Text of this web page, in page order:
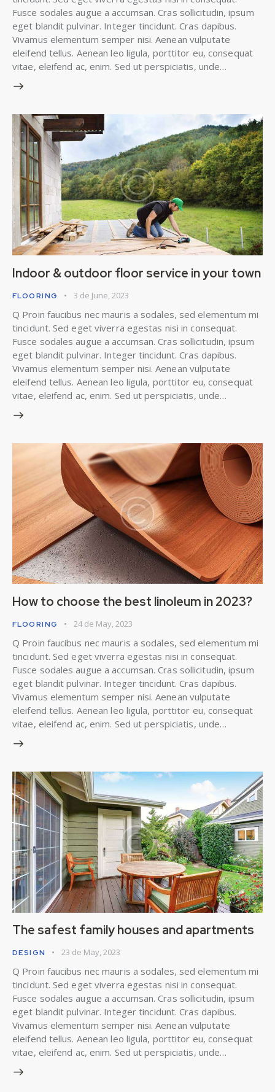
Fusce sodales augue a accumsan. Cras sollicitudin, ipsum
eget blandit pulvinar. Integer tincidunt. Cras dapibus.
Vivamus elementum semper nisi. Aenean vulputate
eleifend tellus. Aenean leo ligula, porttitor eu, consequat
vitae, eleifend ac, enim. Sed ut perspiciatis, unde…
Indoor & outdoor floor service in your town
FLOORING 3 de June, 2023
Q Proin faucibus nec mauris a sodales, sed elementum mi
tincidunt. Sed eget viverra egestas nisi in consequat.
Fusce sodales augue a accumsan. Cras sollicitudin, ipsum
eget blandit pulvinar. Integer tincidunt. Cras dapibus.
Vivamus elementum semper nisi. Aenean vulputate
eleifend tellus. Aenean leo ligula, porttitor eu, consequat
vitae, eleifend ac, enim. Sed ut perspiciatis, unde…
How to choose the best linoleum in 2023?
FLOORING 24 de May, 2023
Q Proin faucibus nec mauris a sodales, sed elementum mi
tincidunt. Sed eget viverra egestas nisi in consequat.
Fusce sodales augue a accumsan. Cras sollicitudin, ipsum
eget blandit pulvinar. Integer tincidunt. Cras dapibus.
Vivamus elementum semper nisi. Aenean vulputate
eleifend tellus. Aenean leo ligula, porttitor eu, consequat
vitae, eleifend ac, enim. Sed ut perspiciatis, unde…
The safest family houses and apartments
DESIGN 23 de May, 2023
Q Proin faucibus nec mauris a sodales, sed elementum mi
tincidunt. Sed eget viverra egestas nisi in consequat.
Fusce sodales augue a accumsan. Cras sollicitudin, ipsum
eget blandit pulvinar. Integer tincidunt. Cras dapibus.
Vivamus elementum semper nisi. Aenean vulputate
eleifend tellus. Aenean leo ligula, porttitor eu, consequat
vitae, eleifend ac, enim. Sed ut perspiciatis, unde…